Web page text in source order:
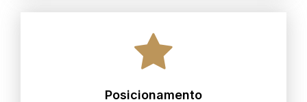
Posicionamento